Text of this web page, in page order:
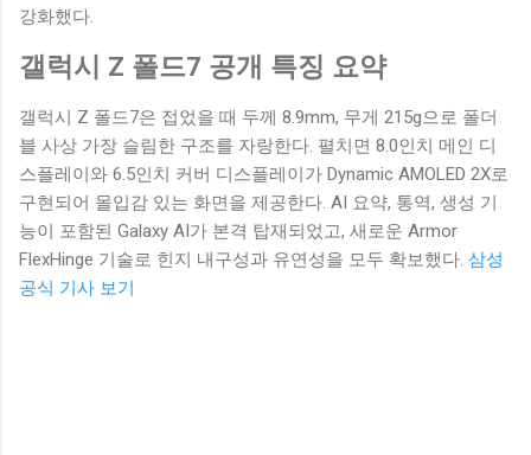
강화했다.
갤럭시 Z 폴드7 공개 특징 요약
갤럭시 Z 폴드7은 접었을 때 두께 8.9mm, 무게 215g으로 폴더
블 사상 가장 슬림한 구조를 자랑한다. 펼치면 8.0인치 메인 디
스플레이와 6.5인치 커버 디스플레이가 Dynamic AMOLED 2X로
구현되어 몰입감 있는 화면을 제공한다. AI 요약, 통역, 생성 기
능이 포함된 Galaxy AI가 본격 탑재되었고, 새로운 Armor
FlexHinge 기술로 힌지 내구성과 유연성을 모두 확보했다. 삼성
공식 기사 보기